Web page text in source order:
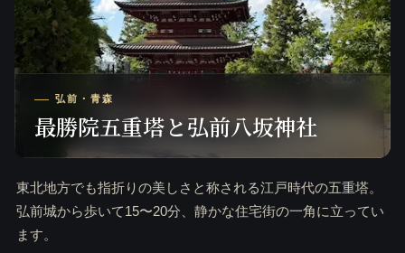
弘前・青森
最勝院五重塔と弘前八坂神社
東北地方でも指折りの美しさと称される江戸時代の五重塔。
弘前城から歩いて15〜20分、静かな住宅街の一角に立ってい
ます。